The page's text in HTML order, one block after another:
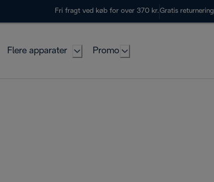
Fri fragt ved køb for over 370 kr.Gratis returnering
Flere apparater Promo